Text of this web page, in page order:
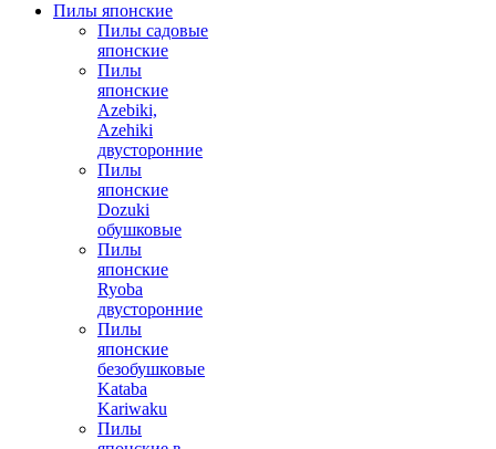
Пилы японские
Пилы садовые
японские
Пилы
японские
Azebiki,
Azehiki
двусторонние
Пилы
японские
Dozuki
обушковые
Пилы
японские
Ryoba
двусторонние
Пилы
японские
безобушковые
Kataba
Kariwaku
Пилы